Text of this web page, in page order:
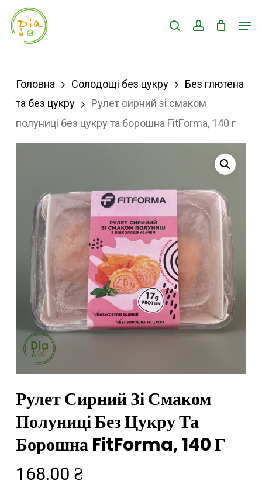
Skip
searchaccount
Головна Солодощі без цукру
Без глютена
та без цукру
Рулет сирний зі смаком
полуниці без цукру та борошна FitForma, 140 г
Рулет Сирний Зі Смаком
Полуниці Без Цукру Та
Борошна FitForma, 140 Г
168.00 ₴